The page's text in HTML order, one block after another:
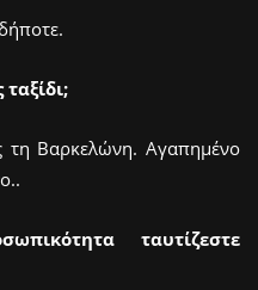
τη Βαρκελώνη. Αγαπημένο
ταυτίζεστε